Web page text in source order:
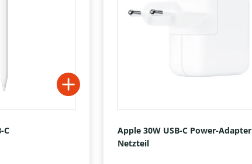
C
Apple 30W USB-C Power-Adapter
Netzteil